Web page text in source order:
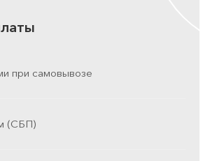
при самовывозе
(СБП)